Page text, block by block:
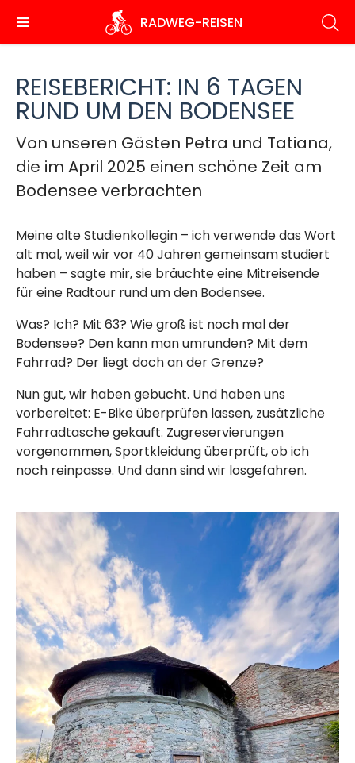
zum
Inhalt
RADWEG-REISEN
REISEBERICHT: IN 6 TAGEN
RUND UM DEN BODENSEE
Von unseren Gästen Petra und Tatiana,
die im April 2025 einen schöne Zeit am
Bodensee verbrachten
Meine alte Studienkollegin – ich verwende das Wort
alt mal, weil wir vor 40 Jahren gemeinsam studiert
haben – sagte mir, sie bräuchte eine Mitreisende
für eine Radtour rund um den Bodensee.
Was? Ich? Mit 63? Wie groß ist noch mal der
Bodensee? Den kann man umrunden? Mit dem
Fahrrad? Der liegt doch an der Grenze?
Nun gut, wir haben gebucht. Und haben uns
vorbereitet: E-Bike überprüfen lassen, zusätzliche
Fahrradtasche gekauft. Zugreservierungen
vorgenommen, Sportkleidung überprüft, ob ich
noch reinpasse. Und dann sind wir losgefahren.